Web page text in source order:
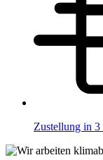
Zustellung in 3